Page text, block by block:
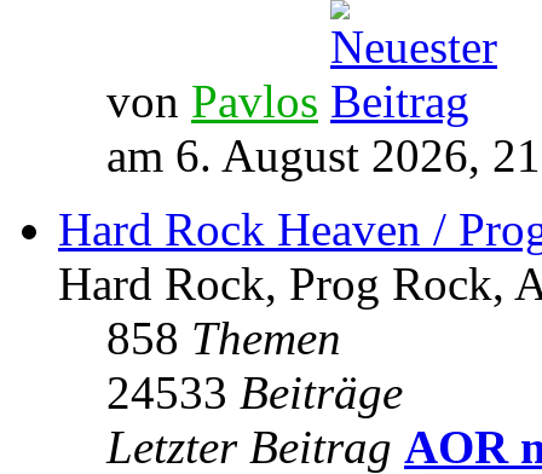
von Pavlos
am 6. August 2026,
Hard Rock Heaven /
Hard Rock, Prog Rock,
858 Themen
24533 Beiträge
Letzter Beitrag AOR